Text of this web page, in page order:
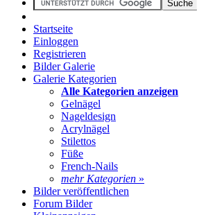
Startseite
Einloggen
Registrieren
Bilder Galerie
Galerie Kategorien
Alle Kategorien anzeigen
Gelnägel
Nageldesign
Acrylnägel
Stilettos
Füße
French-Nails
mehr Kategorien »
Bilder veröffentlichen
Forum Bilder